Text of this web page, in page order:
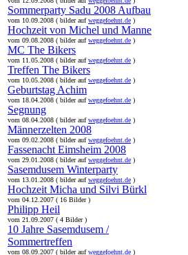
Sommerparty Sadu 2008 Aufbau
vom 10.09.2008 ( bilder aufweggefoehnt.de )
Hochzeit von Michel und Manne
vom 09.08.2008 ( bilder aufweggefoehnt.de )
MC The Bikers
vom 11.05.2008 ( bilder aufweggefoehnt.de )
Treffen The Bikers
vom 10.05.2008 ( bilder aufweggefoehnt.de )
Geburtstag Achim
vom 18.04.2008 ( bilder aufweggefoehnt.de )
Segnung
vom 08.04.2008 ( bilder aufweggefoehnt.de )
Männerzelten 2008
vom 09.02.2008 ( bilder aufweggefoehnt.de )
Fassenacht Eimsheim 2008
vom 29.01.2008 ( bilder aufweggefoehnt.de )
Sasemdusem Winterparty
vom 13.01.2008 ( bilder aufweggefoehnt.de )
Hochzeit Micha und Silvi Bürkl
vom 04.12.2007 ( 16 Bilder )
Philipp Heil
vom 21.09.2007 ( 4 Bilder )
10 Jahre Sasemdusem /
Sommertreffen
vom 08.09.2007 ( bilder aufweggefoehnt.de )